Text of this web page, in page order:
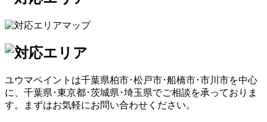
ユウマペイントは千葉県柏市･松戸市･船橋市･市川市を中心
に、千葉県･東京都･茨城県･埼玉県でご相談を承っておりま
す。まずはお気軽にお問い合わせください。